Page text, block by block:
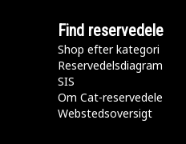
Find reservedele
Shop efter kategori
Reservedelsdiagram
SIS
Om Cat-reservedele
Webstedsoversigt